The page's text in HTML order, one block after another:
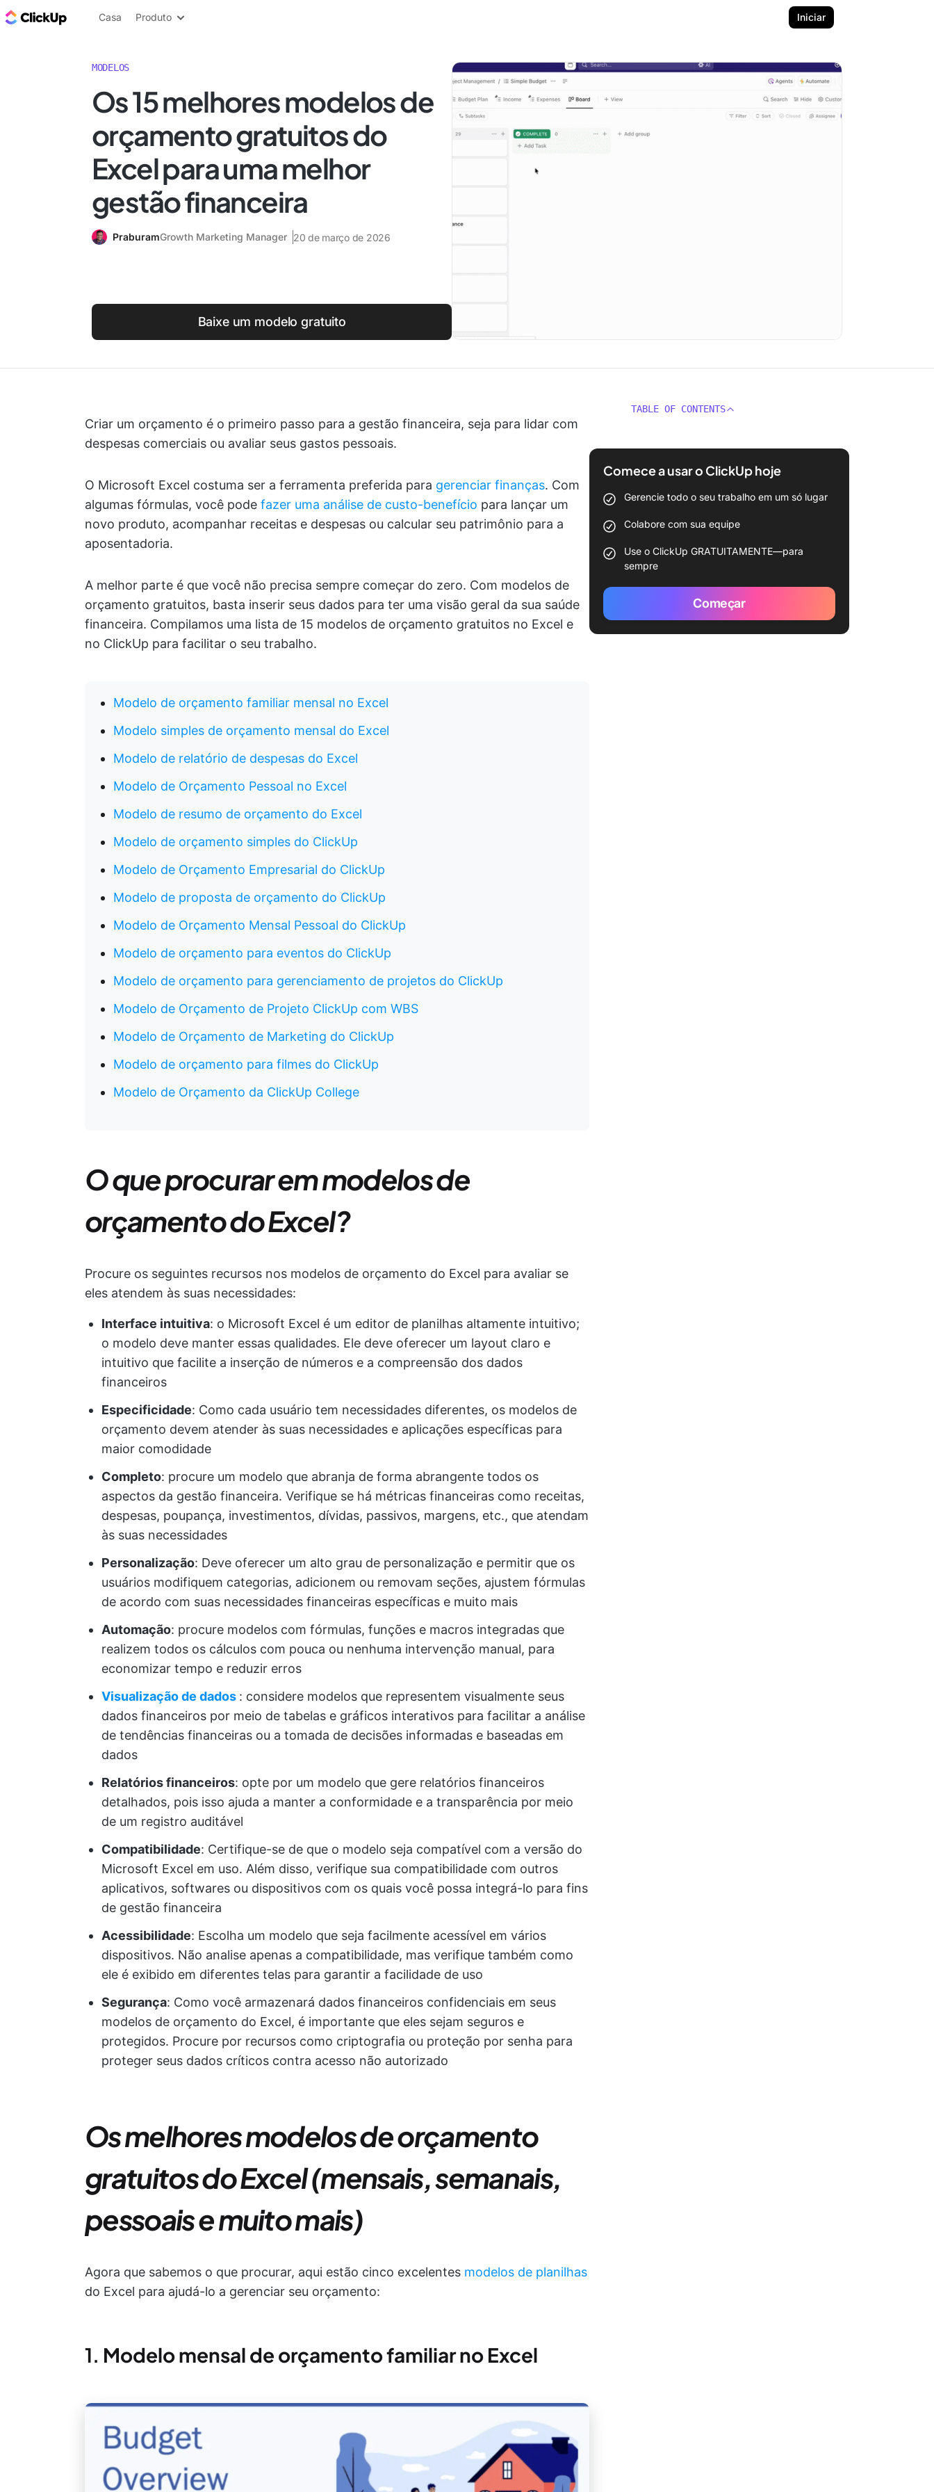
ClickUp Blogue
Casa Produto Iniciar
MODELOS
Os 15 melhores modelos de
orçamento gratuitos do
Excel para uma melhor
gestão financeira
PraburamGrowth Marketing Manager 20 de março de 2026
Baixe um modelo gratuito
Criar um orçamento é o primeiro passo para a gestão financeira, seja para lidar com
despesas comerciais ou avaliar seus gastos pessoais.
O Microsoft Excel costuma ser a ferramenta preferida para gerenciar finanças. Com
algumas fórmulas, você pode fazer uma análise de custo-benefício para lançar um
novo produto, acompanhar receitas e despesas ou calcular seu patrimônio para a
aposentadoria.
A melhor parte é que você não precisa sempre começar do zero. Com modelos de
orçamento gratuitos, basta inserir seus dados para ter uma visão geral da sua saúde
financeira. Compilamos uma lista de 15 modelos de orçamento gratuitos no Excel e
no ClickUp para facilitar o seu trabalho.
Modelo de orçamento familiar mensal no Excel
Modelo simples de orçamento mensal do Excel
Modelo de relatório de despesas do Excel
Modelo de Orçamento Pessoal no Excel
Modelo de resumo de orçamento do Excel
Modelo de orçamento simples do ClickUp
Modelo de Orçamento Empresarial do ClickUp
Modelo de proposta de orçamento do ClickUp
Modelo de Orçamento Mensal Pessoal do ClickUp
Modelo de orçamento para eventos do ClickUp
Modelo de orçamento para gerenciamento de projetos do ClickUp
Modelo de Orçamento de Projeto ClickUp com WBS
Modelo de Orçamento de Marketing do ClickUp
Modelo de orçamento para filmes do ClickUp
Modelo de Orçamento da ClickUp College
O que procurar em modelos de
orçamento do Excel?
Procure os seguintes recursos nos modelos de orçamento do Excel para avaliar se
eles atendem às suas necessidades:
Interface intuitiva: o Microsoft Excel é um editor de planilhas altamente intuitivo;
o modelo deve manter essas qualidades. Ele deve oferecer um layout claro e
intuitivo que facilite a inserção de números e a compreensão dos dados
financeiros
Especificidade: Como cada usuário tem necessidades diferentes, os modelos de
orçamento devem atender às suas necessidades e aplicações específicas para
maior comodidade
Completo: procure um modelo que abranja de forma abrangente todos os
aspectos da gestão financeira. Verifique se há métricas financeiras como receitas,
despesas, poupança, investimentos, dívidas, passivos, margens, etc., que atendam
às suas necessidades
Personalização: Deve oferecer um alto grau de personalização e permitir que os
usuários modifiquem categorias, adicionem ou removam seções, ajustem fórmulas
de acordo com suas necessidades financeiras específicas e muito mais
Automação: procure modelos com fórmulas, funções e macros integradas que
realizem todos os cálculos com pouca ou nenhuma intervenção manual, para
economizar tempo e reduzir erros
Visualização de dados : considere modelos que representem visualmente seus
dados financeiros por meio de tabelas e gráficos interativos para facilitar a análise
de tendências financeiras ou a tomada de decisões informadas e baseadas em
dados
Relatórios financeiros: opte por um modelo que gere relatórios financeiros
detalhados, pois isso ajuda a manter a conformidade e a transparência por meio
de um registro auditável
Compatibilidade: Certifique-se de que o modelo seja compatível com a versão do
Microsoft Excel em uso. Além disso, verifique sua compatibilidade com outros
aplicativos, softwares ou dispositivos com os quais você possa integrá-lo para fins
de gestão financeira
Acessibilidade: Escolha um modelo que seja facilmente acessível em vários
dispositivos. Não analise apenas a compatibilidade, mas verifique também como
ele é exibido em diferentes telas para garantir a facilidade de uso
Segurança: Como você armazenará dados financeiros confidenciais em seus
modelos de orçamento do Excel, é importante que eles sejam seguros e
protegidos. Procure por recursos como criptografia ou proteção por senha para
proteger seus dados críticos contra acesso não autorizado
Os melhoresmodelos de orçamento
gratuitos do Excel(mensais, semanais,
pessoais e muito mais)
Agora que sabemos o que procurar, aqui estão cinco excelentes modelos de planilhas
do Excel para ajudá-lo a gerenciar seu orçamento:
1. Modelo mensal de orçamento familiar no Excel
TABLE OF CONTENTS
Comece a usar o ClickUp hoje
Gerencie todo o seu trabalho em um só lugar
Colabore com sua equipe
Use o ClickUp GRATUITAMENTE—para
sempre
Começar